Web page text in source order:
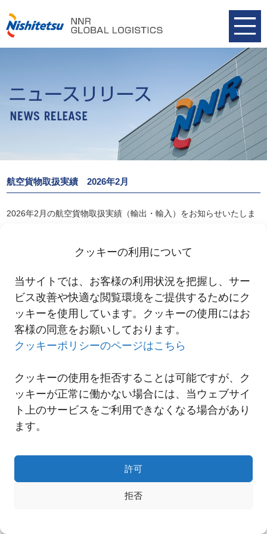
クッキーの利用について
当サイトでは、お客様の利用状況を把握し、サー
ビス改善や快適な閲覧環境をご提供するためにク
ッキーを使用しています。クッキーの使用にはお
客様の同意をお願いしております。
クッキーポリシーのページはこちら
クッキーの使用を拒否することは可能ですが、ク
ッキーが正常に働かない場合には、当ウェブサイ
ト上のサービスをご利用できなくなる場合があり
ます。
許可
拒否
航空貨物取扱実績 2026年2月
2026年2月の航空貨物取扱実績（輸出・輸入）をお知らせいたしま
一覧へ
Copyright© NNR GLOBAL LOGISTICS A Div.of Nishi-Nippon Railroad Co.,Ltd.